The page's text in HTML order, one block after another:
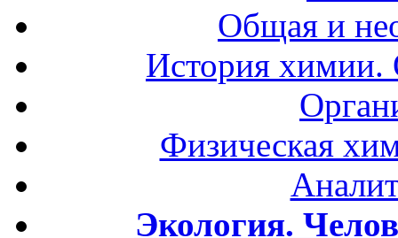
Общая и
История
Физическая
Экология.